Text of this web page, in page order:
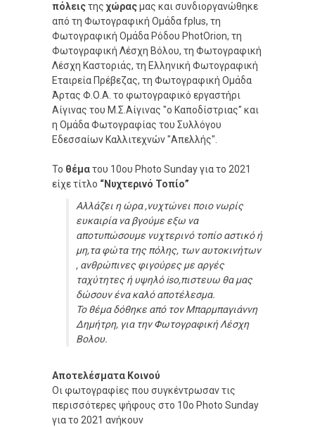
πόλειςτηςχώραςμας και συνδιοργανώθηκε
από τη Φωτογραφική Ομάδα fplus, τη
Φωτογραφική Ομάδα Ρόδου PhotOrion, τη
Φωτογραφική Λέσχη Βόλου, τη Φωτογραφική
Λέσχη Καστοριάς, τη Ελληνική Φωτογραφική
Εταιρεία Πρέβεζας, τη Φωτογραφική Ομάδα
Άρτας Φ.Ο.Α. το φωτογραφικό εργαστήρι
Αίγινας του Μ.Σ.Αίγινας "ο Καποδίστριας" και
η Ομάδα Φωτογραφίας του Συλλόγου
Εδεσσαίων Καλλιτεχνών "Απελλής".
Το θέματου 10ου Photo Sunday για το 2021
είχε τίτλο “Νυχτερινό Τοπίο”
Αλλάζει η ώρα ,νυχτώνει ποιο νωρίς
ευκαιρία να βγούμε εξω να
αποτυπώσουμε νυχτερινό τοπίο αστικό ή
μη,τα φώτα της πόλης, των αυτοκινήτων
, ανθρώπινες φιγούρες με αργές
ταχύτητες ή υψηλό iso,πιστευω θα μας
δώσουν ένα καλό αποτέλεσμα.
Το θέμα δόθηκε από τον Μπαρμπαγιάννη
Δημήτρη, για την Φωτογραφική Λέσχη
Βολου.
Αποτελέσματα Κοινού
Οι φωτογραφίες που συγκέντρωσαν τις
περισσότερες ψήφους στο 10ο Photo Sunday
για το 2021 ανήκουν